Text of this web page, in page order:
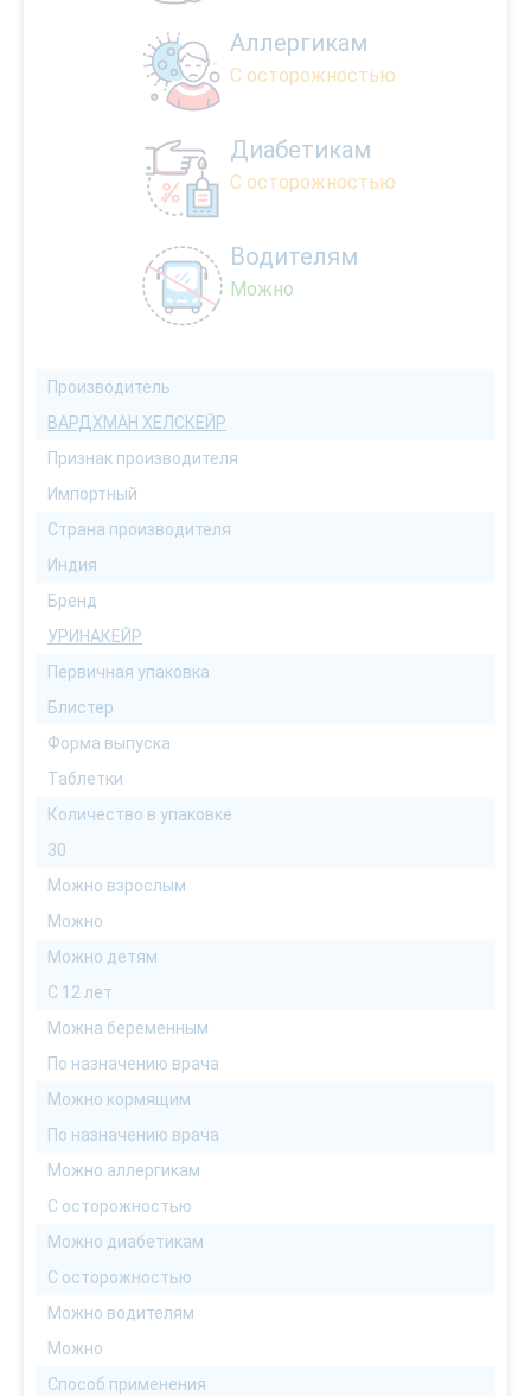
Аллергикам
С осторожностью
Диабетикам
С осторожностью
Водителям
Можно
Производитель
ВАРДХМАН ХЕЛСКЕЙР
Признак производителя
Импортный
Страна производителя
Индия
Бренд
УРИНАКЕЙР
Первичная упаковка
Блистер
Форма выпуска
Таблетки
Количество в упаковке
30
Можно взрослым
Можно
Можно детям
С 12 лет
Можна беременным
По назначению врача
Можно кормящим
По назначению врача
Можно аллергикам
С осторожностью
Можно диабетикам
С осторожностью
Можно водителям
Можно
Способ применения